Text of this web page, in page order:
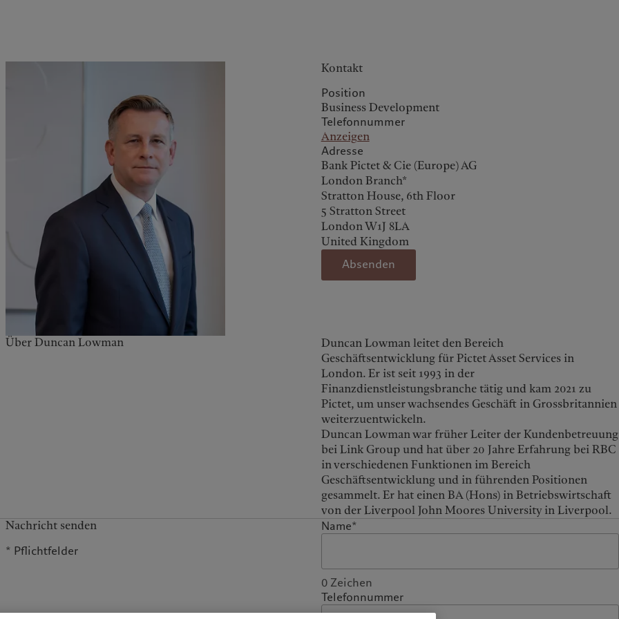
Canada (fr)
China Offshore
Hong Kong SAR
政區
Taiwan
Europa
Belgique
Deutschland
Spain
| España
France
Italia|Italy
Luxembourg (fr)|
Luxembourg (en)|
Luxemburg (de)
Monaco (en)|Monaco (fr)
Switzerland|Suisse|
Was wir anbieten
Asset Management
Alternative Anlagen
Asset Services
Insights
Latest insights
Beyond markets
Den Newsletter abonnieren
Nachhaltigkeit
Pictet-Ansatz
Nachhaltigkeitsbericht
Klimaaktionsplan
Grundsätze für
Klimainvestments
Nachhaltigkeits-Governance
Group Foundation
Kontakt
Position
Business Development
Telefonnummer
Anzeigen
Adresse
Bank Pictet & Cie (Europe) AG
London Branch*
Stratton House, 6th Floor
5 Stratton Street
London W1J 8LA
United Kingdom
Absenden
Über Duncan Lowman
Duncan Lowman leitet den Bereich
Geschäftsentwicklung für Pictet Asset Services in
London. Er ist seit 1993 in der
Finanzdienstleistungsbranche tätig und kam 2021 zu
Pictet, um unser wachsendes Geschäft in Grossbritannien
weiterzuentwickeln.
Duncan Lowman war früher Leiter der Kundenbetreuung
bei Link Group und hat über 20 Jahre Erfahrung bei RBC
in verschiedenen Funktionen im Bereich
Geschäftsentwicklung und in führenden Positionen
gesammelt. Er hat einen BA (Hons) in Betriebswirtschaft
von der Liverpool John Moores University in Liverpool.
Nachricht senden
* Pflichtfelder
Name*
0 Zeichen
Telefonnummer